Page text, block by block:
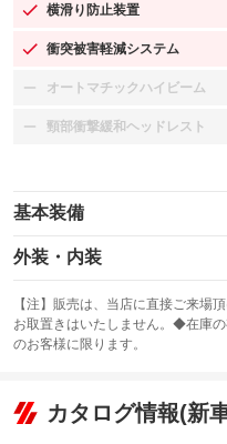
横滑り防止装置
：装備あり
衝突被害軽減システム
：装備あり
オートマチックハイビーム
：装備なし
頸部衝撃緩和ヘッドレスト
：装備なし
基本装備
エアバッグ：運転席/助手席
：装備あり
：装備なし
サンルーフ
：装備なし
リフトアップ
：装備なし
外装・内装
カーナビ：SDナビ
：装備あり
TV：フルセグ
：装備あり
ビジュアル：-／DVD再生
：装備あり
【注】販売は、当店に直接ご来場
お取置きはいたしません。◆在庫
のお客様に限ります。
カタログ情報(新